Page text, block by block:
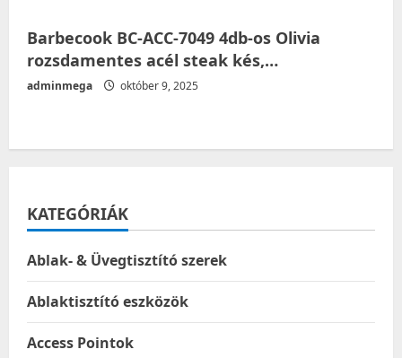
Barbecook BC-ACC-7049 4db-os Olivia
rozsdamentes acél steak kés,…
adminmega október 9, 2025
KATEGÓRIÁK
Ablak- & Üvegtisztító szerek
Ablaktisztító eszközök
Access Pointok